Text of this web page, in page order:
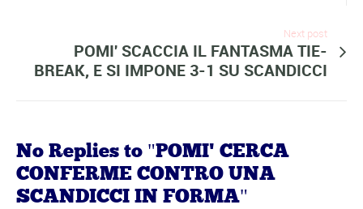
Next post
POMI' SCACCIA IL FANTASMA TIE-
BREAK, E SI IMPONE 3-1 SU SCANDICCI
No Replies to "POMI' CERCA
CONFERME CONTRO UNA
SCANDICCI IN FORMA"